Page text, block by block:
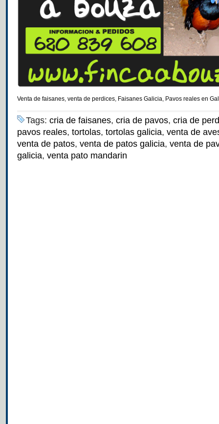
Venta de faisanes, venta de perdices, Faisanes Galicia, Pavos reales en
Tags: cria de faisanes, cria de pavos, cria de
pavos reales, tortolas, tortolas galicia, venta de
venta de patos, venta de patos galicia, venta de
galicia, venta pato mandarin